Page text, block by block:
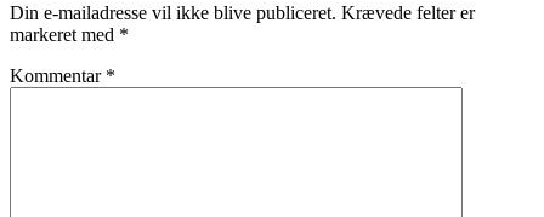
Din e-mailadresse vil ikke blive publiceret. Krævede felter er
markeret med *
Kommentar *